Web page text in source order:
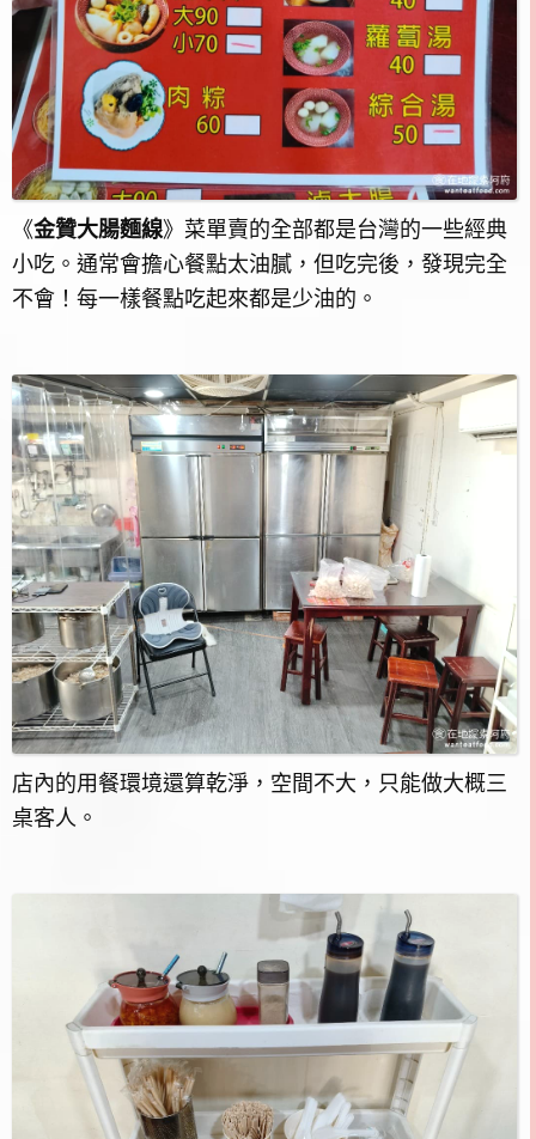
《金贊大腸麵線》菜單賣的全部都是台灣的一些經典
小吃。通常會擔心餐點太油膩，但吃完後，發現完全
不會！每一樣餐點吃起來都是少油的。
店內的用餐環境還算乾淨，空間不大，只能做大概三
桌客人。